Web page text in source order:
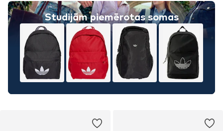
Studijām piemērotas somas